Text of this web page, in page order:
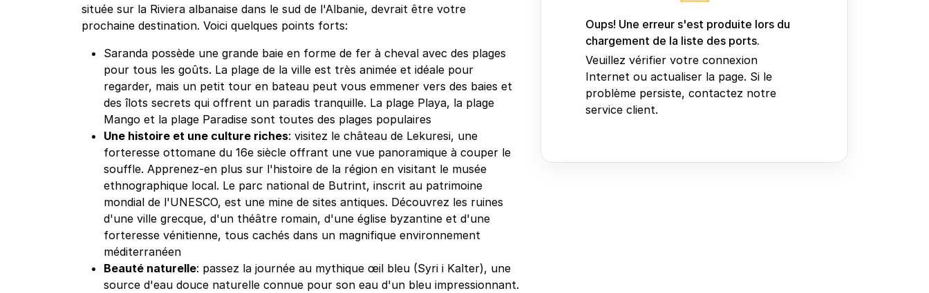
située sur la Riviera albanaise dans le sud de l'Albanie, devrait être votre
prochaine destination. Voici quelques points forts:
Saranda possède une grande baie en forme de fer à cheval avec des plages
pour tous les goûts. La plage de la ville est très animée et idéale pour
regarder, mais un petit tour en bateau peut vous emmener vers des baies et
des îlots secrets qui offrent un paradis tranquille. La plage Playa, la plage
Mango et la plage Paradise sont toutes des plages populaires
Une histoire et une culture riches: visitez le château de Lekuresi, une
forteresse ottomane du 16e siècle offrant une vue panoramique à couper le
souffle. Apprenez-en plus sur l'histoire de la région en visitant le musée
ethnographique local. Le parc national de Butrint, inscrit au patrimoine
mondial de l'UNESCO, est une mine de sites antiques. Découvrez les ruines
d'une ville grecque, d'un théâtre romain, d'une église byzantine et d'une
forteresse vénitienne, tous cachés dans un magnifique environnement
méditerranéen
Beauté naturelle: passez la journée au mythique œil bleu (Syri i Kalter), une
source d'eau douce naturelle connue pour son eau d'un bleu impressionnant.
Oups! Une erreur s'est produite lors du
chargement de la liste des ports.
Veuillez vérifier votre connexion
Internet ou actualiser la page. Si le
problème persiste, contactez notre
service client.